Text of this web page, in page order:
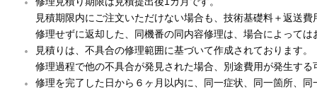
見積期限内にご注文いただけない場合も、技術基礎料＋返送
修理せずに返却した、同機番の同内容修理は、場合によって
見積りは、不具合の修理範囲に基づいて作成されております。
修理過程で他の不具合が発見された場合、別途費用が発生する
修理を完了した日から６ヶ月以内に、同一症状、同一箇所、